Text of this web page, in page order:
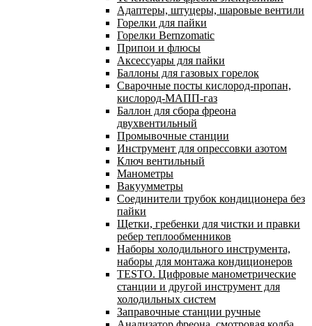
Адаптеры, штуцеры, шаровые вентили
Горелки для пайки
Горелки Bernzomatic
Припои и флюсы
Аксессуары для пайки
Баллоны для газовых горелок
Сварочные посты кислород-пропан,
кислород-МАПП-газ
Баллон для сбора фреона
двухвентильный
Промывочные станции
Инструмент для опрессовки азотом
Ключ вентильный
Манометры
Вакуумметры
Соединители трубок кондиционера без
пайки
Щетки, гребенки для чистки и правки
ребер теплообменников
Наборы холодильного инструмента,
наборы для монтажа кондиционеров
TESTO. Цифровые манометрические
станции и другой инструмент для
холодильных систем
Заправочные станции ручные